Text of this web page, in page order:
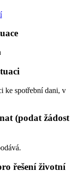
ke spotřební dani, v
(podat žádost
řešení životní